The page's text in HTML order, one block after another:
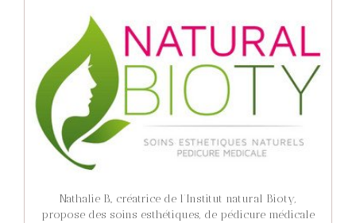
Nathalie B., créatrice de l’Institut natural Bioty,
propose des soins esthétiques, de pédicure médicale